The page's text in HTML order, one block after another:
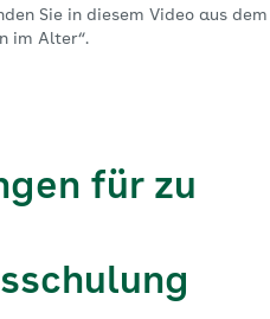
Sie in diesem Video aus dem
im Alter“.
für zu